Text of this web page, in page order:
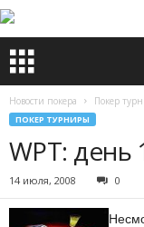
Новости покера Покер
ПОКЕР ТУРНИРЫ
WPT: день
14 июля, 2008 0